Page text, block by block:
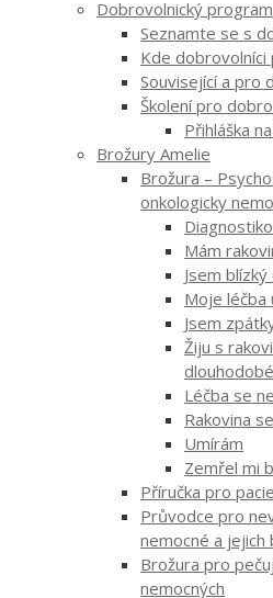
Dobrovolnický program
Seznamte se s
Kde dobrovolníci
Související a pro
Školení pro
Přihláška
Brožury Amelie
Brožura –
onkologicky
Mám
Jsem
Moje léčba
Jsem
Žiju s
Léčba se
Rakovina
Umírám
Zemřel mi
Příručka pro
Průvodce pro
nemocné a jejich
Brožura pro
nemocných